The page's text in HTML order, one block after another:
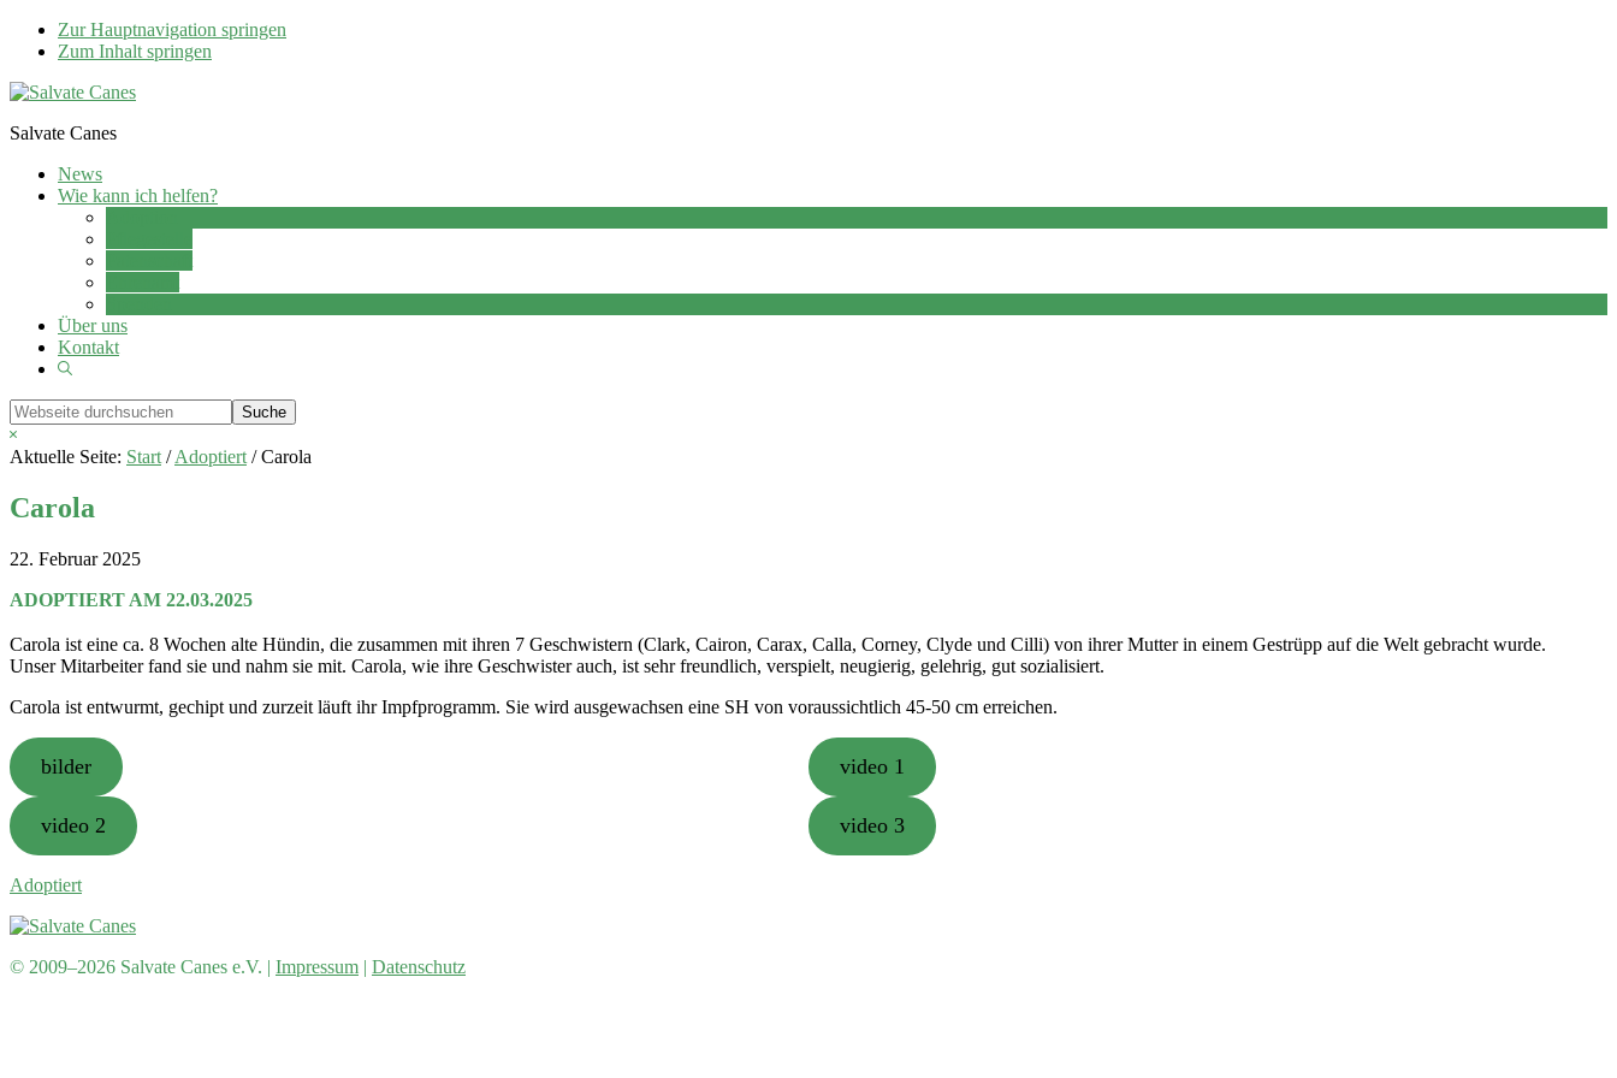
Zur Hauptnavigation springen
Zum Inhalt springen
Salvate Canes
News
Wie kann ich helfen?
Über uns
Kontakt
Show
Webseite
durchsuchen
Hide
Search
Aktuelle Seite: Start / Adoptiert /Carola
Carola
22. Februar 2025
ADOPTIERT AM 22.03.2025
Carola ist eine ca. 8 Wochen alte Hündin, die zusammen mit ihren 7 Geschwistern (Clark, Cairon, Carax, Calla, Corney, Clyde und Cilli) von ihrer Mutter in einem Gestrüpp auf die Welt gebracht wurde.
Unser Mitarbeiter fand sie und nahm sie mit. Carola, wie ihre Geschwister auch, ist sehr freundlich, verspielt, neugierig, gelehrig, gut sozialisiert.
Carola ist entwurmt, gechipt und zurzeit läuft ihr Impfprogramm. Sie wird ausgewachsen eine SH von voraussichtlich 45-50 cm erreichen.
bilder video 1
video 2 video 3
Adoptiert
© 2009–2026 Salvate Canes e.V. | Impressum | Datenschutz